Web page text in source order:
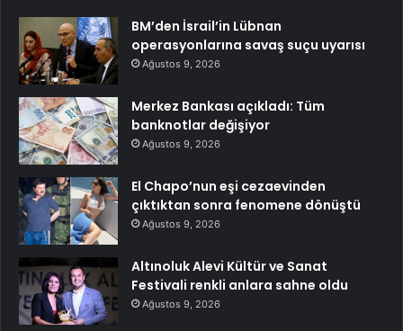
BM’den İsrail’in Lübnan
operasyonlarına savaş suçu uyarısı
Ağustos 9, 2026
Merkez Bankası açıkladı: Tüm
banknotlar değişiyor
Ağustos 9, 2026
El Chapo’nun eşi cezaevinden
çıktıktan sonra fenomene dönüştü
Ağustos 9, 2026
Altınoluk Alevi Kültür ve Sanat
Festivali renkli anlara sahne oldu
Ağustos 9, 2026